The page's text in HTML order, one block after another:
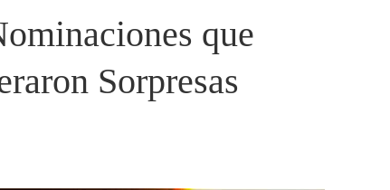
que
Sorpresas